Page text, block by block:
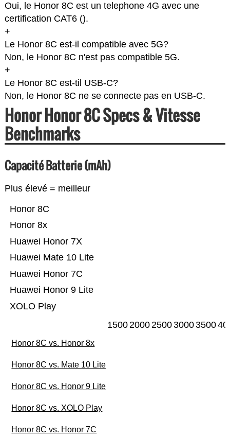
Oui, le Honor 8C est un telephone 4G avec une
certification CAT6 ().
+
Le Honor 8C est-il compatible avec 5G?
Non, le Honor 8C n'est pas compatible 5G.
+
Le Honor 8C est-til USB-C?
Non, le Honor 8C ne se connecte pas en USB-C.
Honor Honor 8C Specs & Vitesse
Benchmarks
Capacité Batterie (mAh)
Plus élevé = meilleur
XOLO Play
Huawei Honor 9 Lite
Huawei Honor 7C
Huawei Mate 10 Lite
Huawei Honor 7X
Honor 8x
Honor 8C
15002000250030003500
Honor 8C vs. Honor 8x
Honor 8C vs. Mate 10 Lite
Honor 8C vs. Honor 9 Lite
Honor 8C vs. XOLO Play
Honor 8C vs. Honor 7C